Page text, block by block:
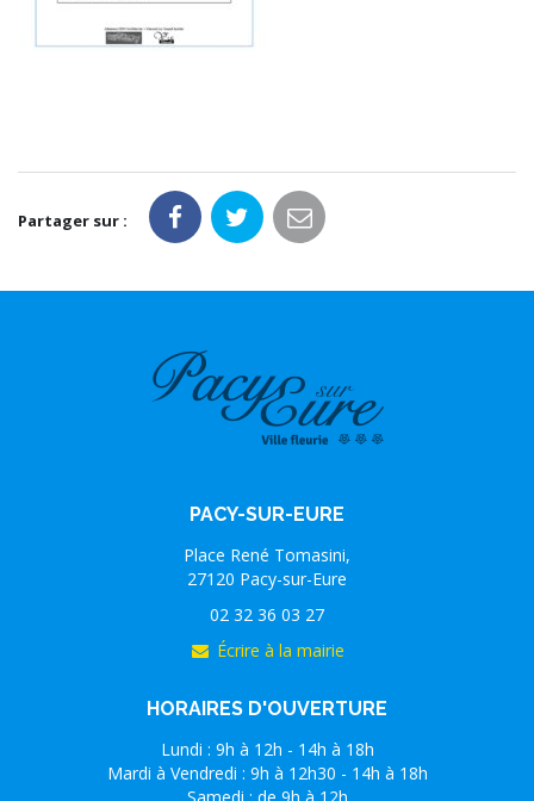
Partager sur :
PACY-SUR-EURE
Place René Tomasini,
27120 Pacy-sur-Eure
02 32 36 03 27
Écrire à la mairie
HORAIRES D'OUVERTURE
Lundi : 9h à 12h - 14h à 18h
Mardi à Vendredi : 9h à 12h30 - 14h à 18h